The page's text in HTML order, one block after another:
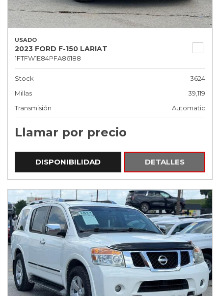
USADO
2023 FORD F-150 LARIAT
1FTFW1E84PFA86188
Stock
3624
Millas
39,119
Transmisión
Automatic
Llamar por precio
DISPONIBILIDAD DETALLES